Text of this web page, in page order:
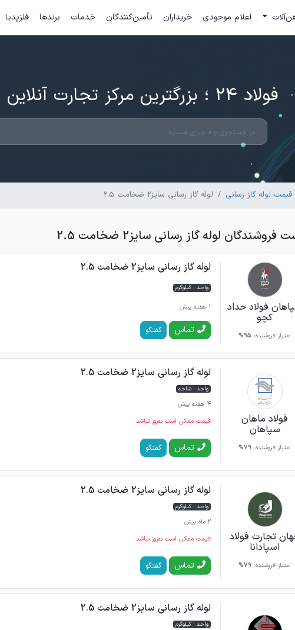
اعلام موجودی خریداران تأمین‌کنندگان خدمات برندها فلزپدیا
فولاد 24 ؛ بزرگترین مرکز تجارت آنلاین فلزات
قیمت لوله گاز رسانی لوله گاز رسانی سایز2 ضخامت 2.5
فروشندگان لوله گاز رسانی سایز2 ضخامت 2.5
فولاد حداد
کچو
امتیاز فروشنده: 95%
لوله گاز رسانی سایز2 ضخامت 2.5
واحد : کیلوگرم
1 هفته پیش
تماس گفتگو
فولاد ماهان
سپاهان
امتیاز فروشنده: 79%
لوله گاز رسانی سایز2 ضخامت 2.5
واحد : شاخه
4 هفته پیش
قیمت ممکن است به‌روز نباشد
تماس گفتگو
تجارت فولاد
اسپادانا
امتیاز فروشنده: 79%
لوله گاز رسانی سایز2 ضخامت 2.5
واحد : کیلوگرم
2 ماه پیش
قیمت ممکن است به‌روز نباشد
تماس گفتگو
لوله گاز رسانی سایز2 ضخامت 2.5
واحد : کیلوگرم